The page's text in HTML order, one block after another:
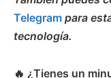
Telegram para
tecnología.
🔥 ¿Tienes un